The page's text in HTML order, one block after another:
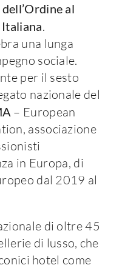
al
.
una lunga
sociale.
per il sesto
nazionale del
– European
associazione
in Europa, di
dal 2019 al
di oltre 45
di lusso, che
hotel come